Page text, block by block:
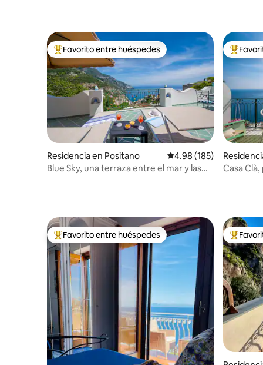
De los mejores en Favorito entre huéspedes
Favorito entre huéspedes
Residencia en Positano Calificación promedio:
4.98 (185)
Blue Sky, una terraza entre el mar y las
De los
Casa
De los mejores en Favorito entre huéspedes
Favorito entre huéspedes De los